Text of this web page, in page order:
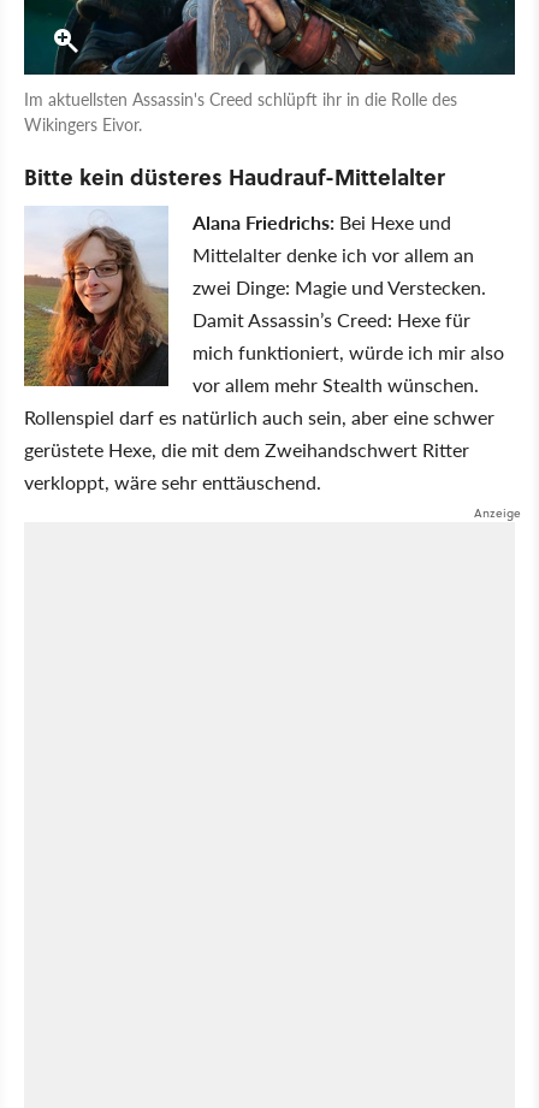
Im aktuellsten Assassin's Creed schlüpft ihr in die Rolle des
Wikingers Eivor.
Bitte kein düsteres Haudrauf-Mittelalter
Alana Friedrichs: Bei Hexe und
Mittelalter denke ich vor allem an
zwei Dinge: Magie und Verstecken.
Damit Assassin’s Creed: Hexe für
mich funktioniert, würde ich mir also
vor allem mehr Stealth wünschen.
Rollenspiel darf es natürlich auch sein, aber eine schwer
gerüstete Hexe, die mit dem Zweihandschwert Ritter
verkloppt, wäre sehr enttäuschend.